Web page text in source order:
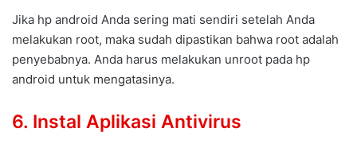
Jika hp android Anda sering mati sendiri setelah Anda
melakukan root, maka sudah dipastikan bahwa root adalah
penyebabnya. Anda harus melakukan unroot pada hp
android untuk mengatasinya.
6. Instal Aplikasi Antivirus